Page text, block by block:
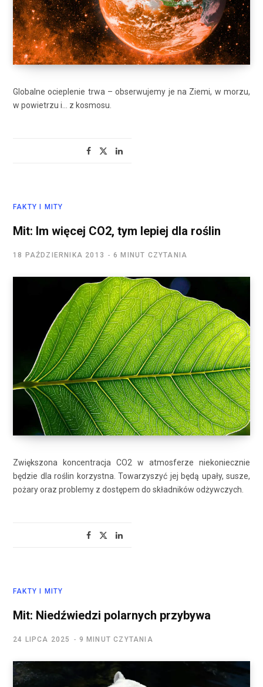
Globalne ocieplenie trwa – obserwujemy je na Ziemi, w morzu,
w powietrzu i… z kosmosu.
FAKTY I MITY
Mit: Im więcej CO2, tym lepiej dla roślin
18 PAŹDZIERNIKA 2013 6 MINUT CZYTANIA
Zwiększona koncentracja CO2 w atmosferze niekoniecznie
będzie dla roślin korzystna. Towarzyszyć jej będą upały, susze,
pożary oraz problemy z dostępem do składników odżywczych.
FAKTY I MITY
Mit: Niedźwiedzi polarnych przybywa
24 LIPCA 2025 9 MINUT CZYTANIA